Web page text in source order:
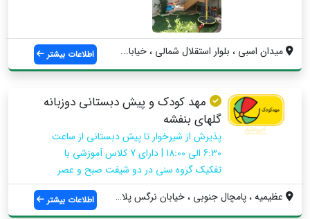
میدان اسبی ، بلوار استقلال شمالی ، خیابا... اطلاعات بیشتر
مهد کودک و پیش دبستانی دوزبانه
گلهای بنفشه
پذیرش از شیرخوار تا پیش دبستانی از ساعت
6:30 الی 18:00 | دارای 7 کلاس آموزشی با
تفکیک گروه سنی در دو شیفت صبح و عصر
عظیمیه ، پامچال جنوبی ، خیابان نرگس پلاک...
اطلاعات بیشتر